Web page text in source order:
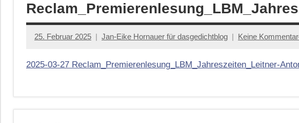
Lyrik,
Essay
und
25. Februar 2025 Jan-Eike Hornauer für dasgedichtblog Keine
2025-03-27 Reclam_Premierenlesung_LBM_Jahreszeiten_Leitner-